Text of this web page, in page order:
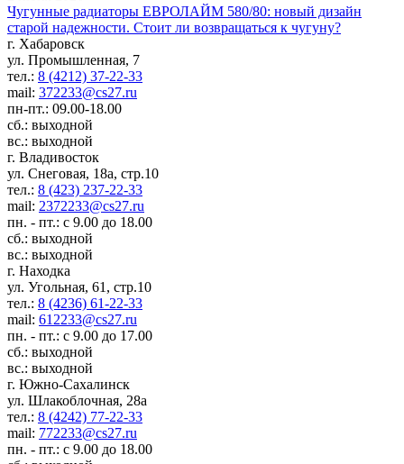
Чугунные радиаторы ЕВРОЛАЙМ 580/80: новый дизайн
старой надежности. Стоит ли возвращаться к чугуну?
г. Хабаровск
ул. Промышленная, 7
тел.: 8 (4212) 37-22-33
mail: 372233@cs27.ru
пн-пт.: 09.00-18.00
сб.: выходной
вс.: выходной
г. Владивосток
ул. Снеговая, 18а, стр.10
тел.: 8 (423) 237-22-33
mail: 2372233@cs27.ru
пн. - пт.: с 9.00 до 18.00
сб.: выходной
вс.: выходной
г. Находка
ул. Угольная, 61, стр.10
тел.: 8 (4236) 61-22-33
mail: 612233@cs27.ru
пн. - пт.: с 9.00 до 17.00
сб.: выходной
вс.: выходной
г. Южно-Сахалинск
ул. Шлакоблочная, 28а
тел.: 8 (4242) 77-22-33
mail: 772233@cs27.ru
пн. - пт.: с 9.00 до 18.00